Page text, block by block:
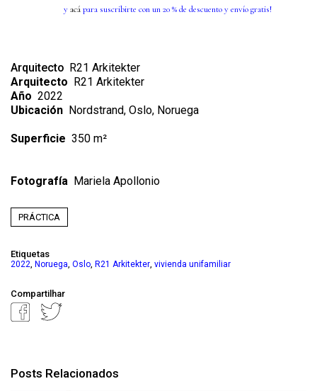
yacápara suscribirte con un 20 % de descuento y envío gratis!
Arquitecto R21 Arkitekter
Arquitecto R21 Arkitekter
Año 2022
Ubicación Nordstrand, Oslo, Noruega
Superficie 350 m²
Fotografía Mariela Apollonio
PRÁCTICA
Etiquetas
2022 Noruega Oslo R21 Arkitekter vivienda unifamiliar
Compartilhar
Posts Relacionados